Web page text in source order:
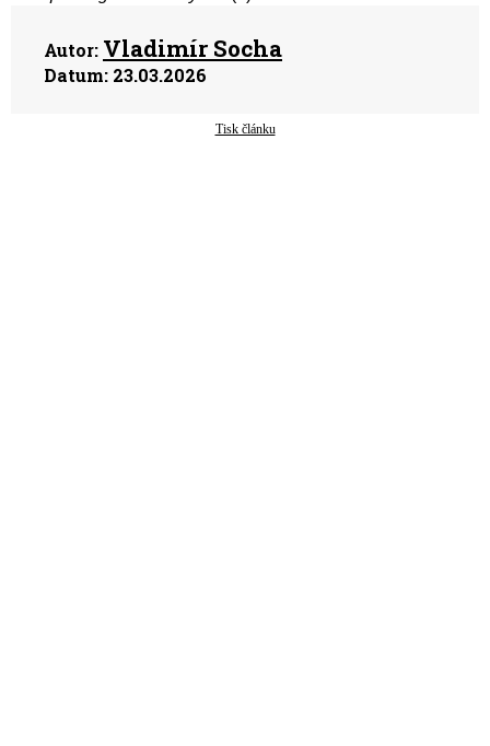
Autor: Vladimír Socha
Datum: 23.03.2026
Tisk článku